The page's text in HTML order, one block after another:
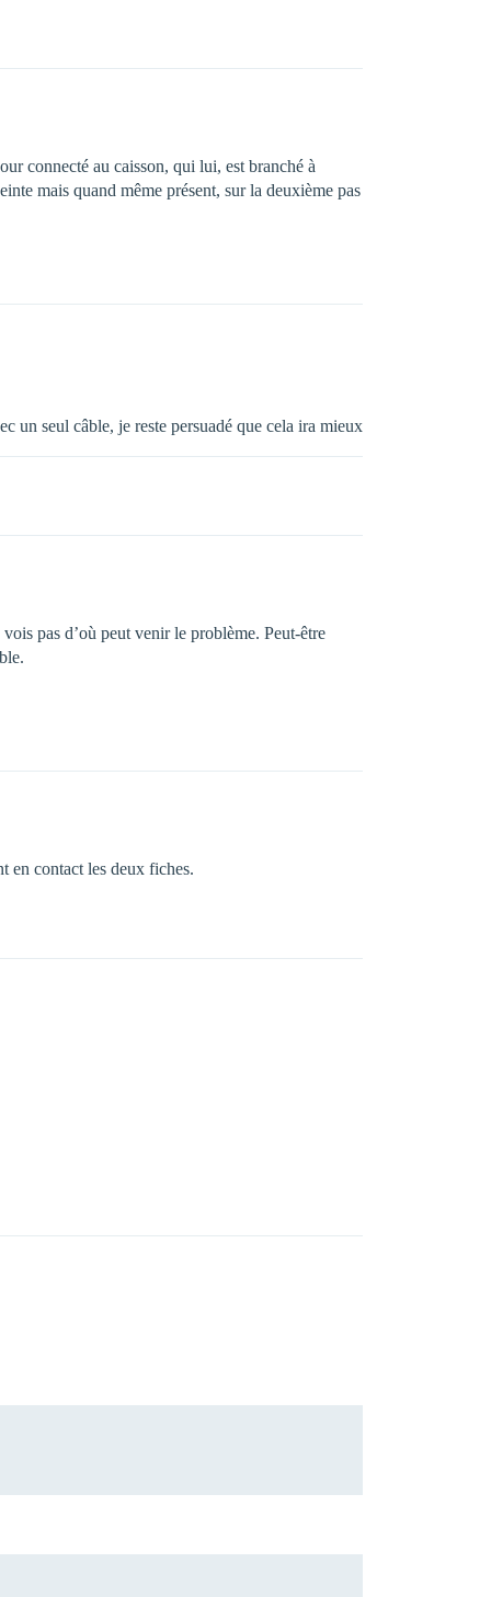
connecté au caisson, qui lui, est branché à
mais quand même présent, sur la deuxième pas
un seul câble, je reste persuadé que cela ira mieux
pas d’où peut venir le problème. Peut-être
en contact les deux fiches.